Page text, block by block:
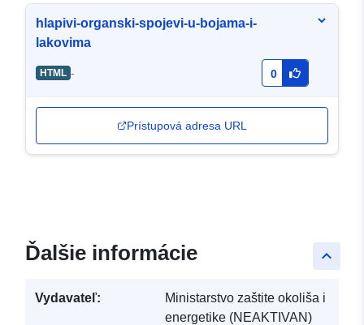
hlapivi-organski-spojevi-u-bojama-i-
lakovima
HTML - 0
Prístupová adresa URL
keyboard_arrow_up
Ďalšie informácie
Vydavateľ:
Ministarstvo zaštite okoliša i
energetike (NEAKTIVAN)